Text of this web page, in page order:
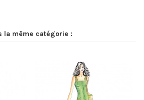
la même catégorie :